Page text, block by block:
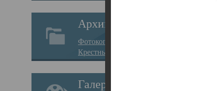
Архив
Фотокопии дел
Крестные ходы
Галерея